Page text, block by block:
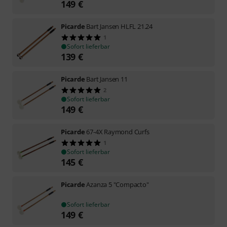
149 €
Picarde Bart Jansen HLFL 21.24
1
Sofort lieferbar
139 €
Picarde Bart Jansen 11
2
Sofort lieferbar
149 €
Picarde 67-4X Raymond Curfs
1
Sofort lieferbar
145 €
PicardeAzanza 5 "Compacto"
Sofort lieferbar
149 €